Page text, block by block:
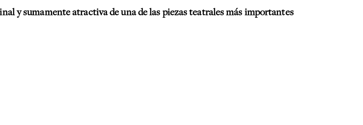
y sumamente atractiva de una de las piezas teatrales más importantes